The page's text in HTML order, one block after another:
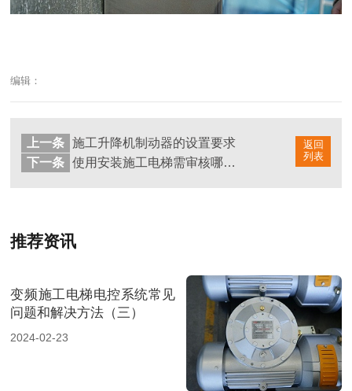
编辑：
返回
列表
上一条
施工升降机制动器的设置要求
下一条
使用安装施工电梯需审核哪些资料？
推荐资讯
变频施工电梯电控系统常见
问题和解决方法（三）
2024-02-23